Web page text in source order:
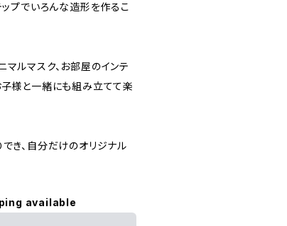
ップでいろんな造形を作るこ
ルマスク、お部屋のインテ
子様と一緒にも組み立てて楽
き、自分だけのオリジナル
available